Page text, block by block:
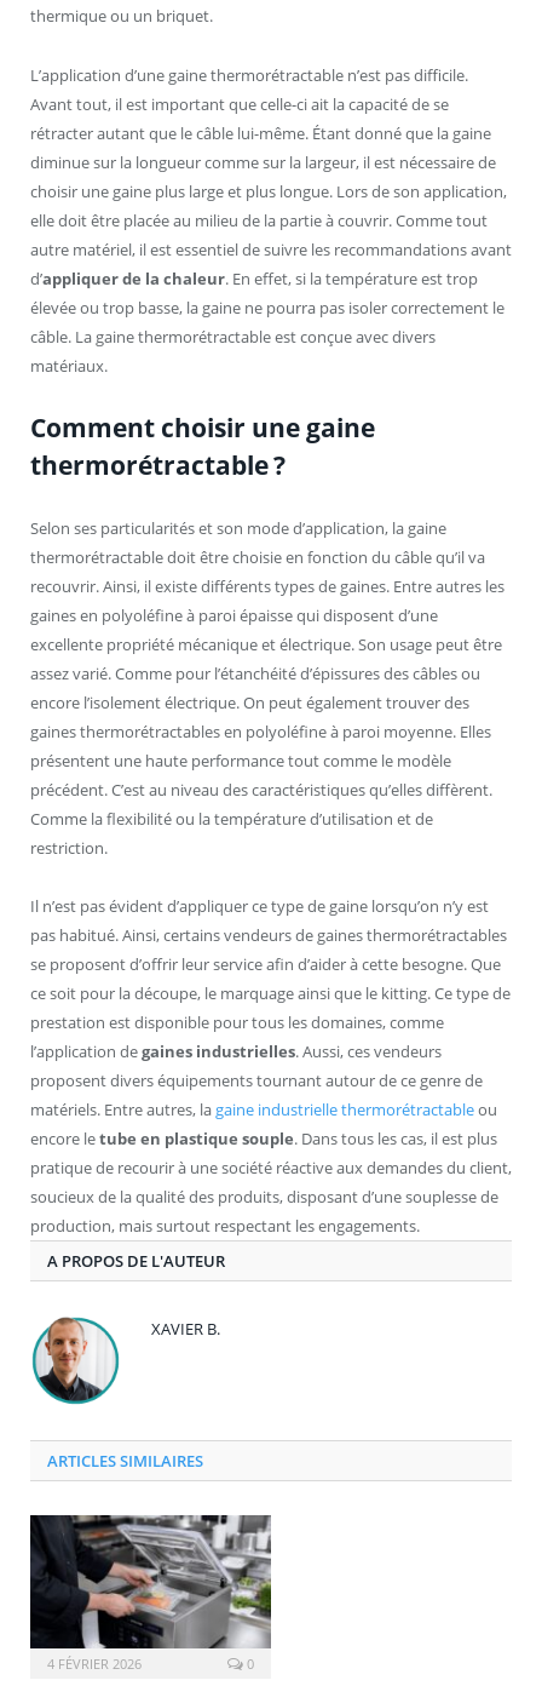
thermique ou un briquet.
L’application d’une gaine thermorétractable n’est pas difficile.
Avant tout, il est important que celle-ci ait la capacité de se
rétracter autant que le câble lui-même. Étant donné que la gaine
diminue sur la longueur comme sur la largeur, il est nécessaire de
choisir une gaine plus large et plus longue. Lors de son application,
elle doit être placée au milieu de la partie à couvrir. Comme tout
autre matériel, il est essentiel de suivre les recommandations avant
d’appliquer de la chaleur. En effet, si la température est trop
élevée ou trop basse, la gaine ne pourra pas isoler correctement le
câble. La gaine thermorétractable est conçue avec divers
matériaux.
Comment choisir une gaine
thermorétractable ?
Selon ses particularités et son mode d’application, la gaine
thermorétractable doit être choisie en fonction du câble qu’il va
recouvrir. Ainsi, il existe différents types de gaines. Entre autres les
gaines en polyoléfine à paroi épaisse qui disposent d’une
excellente propriété mécanique et électrique. Son usage peut être
assez varié. Comme pour l’étanchéité d’épissures des câbles ou
encore l’isolement électrique. On peut également trouver des
gaines thermorétractables en polyoléfine à paroi moyenne. Elles
présentent une haute performance tout comme le modèle
précédent. C’est au niveau des caractéristiques qu’elles diffèrent.
Comme la flexibilité ou la température d’utilisation et de
restriction.
Il n’est pas évident d’appliquer ce type de gaine lorsqu’on n’y est
pas habitué. Ainsi, certains vendeurs de gaines thermorétractables
se proposent d’offrir leur service afin d’aider à cette besogne. Que
ce soit pour la découpe, le marquage ainsi que le kitting. Ce type de
prestation est disponible pour tous les domaines, comme
l’application degaines industrielles. Aussi, ces vendeurs
proposent divers équipements tournant autour de ce genre de
matériels. Entre autres, lagaine industrielle thermorétractableou
encore letube en plastique souple. Dans tous les cas, il est plus
pratique de recourir à une société réactive aux demandes du client,
soucieux de la qualité des produits, disposant d’une souplesse de
production, mais surtout respectant les engagements.
A PROPOS DE L'AUTEUR
XAVIER B.
ARTICLES SIMILAIRES
4 FÉVRIER 2026 0